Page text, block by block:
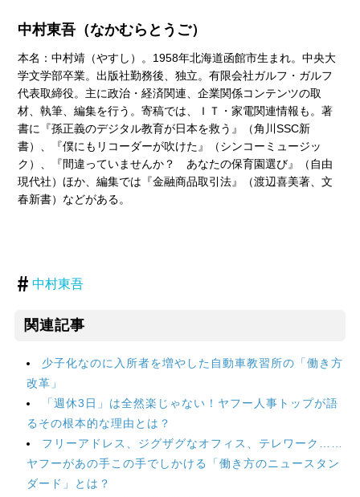
中村東吾（なかむらとうご）
本名：中村靖（やすし）。1958年北海道函館市生まれ。中央大
学文学部卒業。出版社勤務後、独立。有限会社ガルフ・ガルフ
代表取締役。主に政治・経済関連、企業関係コンテンツの取
材、執筆、編集を行う。寄稿では、ＩＴ・家電関連情報も。著
書に『孫正義のデジタル教育が日本を救う』（角川SSC新
書）、『僕にもリコーダーが吹けた』（シンコーミュージッ
ク）、『間違っていませんか？ あなたの保育園選び』（自由
現代社）ほか、編集では『金融商品取引法』（渡辺喜美著、文
春新書）などがある。
中村東吾
関連記事
少子化なのに入所者を増やした自動車教習所の「働き方
改革」
「週休3日」は全然楽じゃない！ヤフー人事トップが語
るその根本的な理由とは？
フリーアドレス、ジグザグなオフィス、テレワーク……
ヤフーがあの手この手でしかける「働き方のニュースタン
ダード」とは？